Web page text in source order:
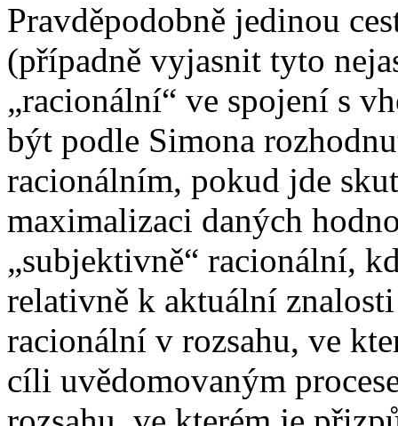
Pravděpodobně jedinou
(případně vyjasnit tyto
„racionální“ ve spojení s
být podle Simona
racionálním, pokud jde
maximalizaci daných
„subjektivně“ racionální,
relativně k aktuální
racionální v rozsahu, ve
cíli uvědomovaným